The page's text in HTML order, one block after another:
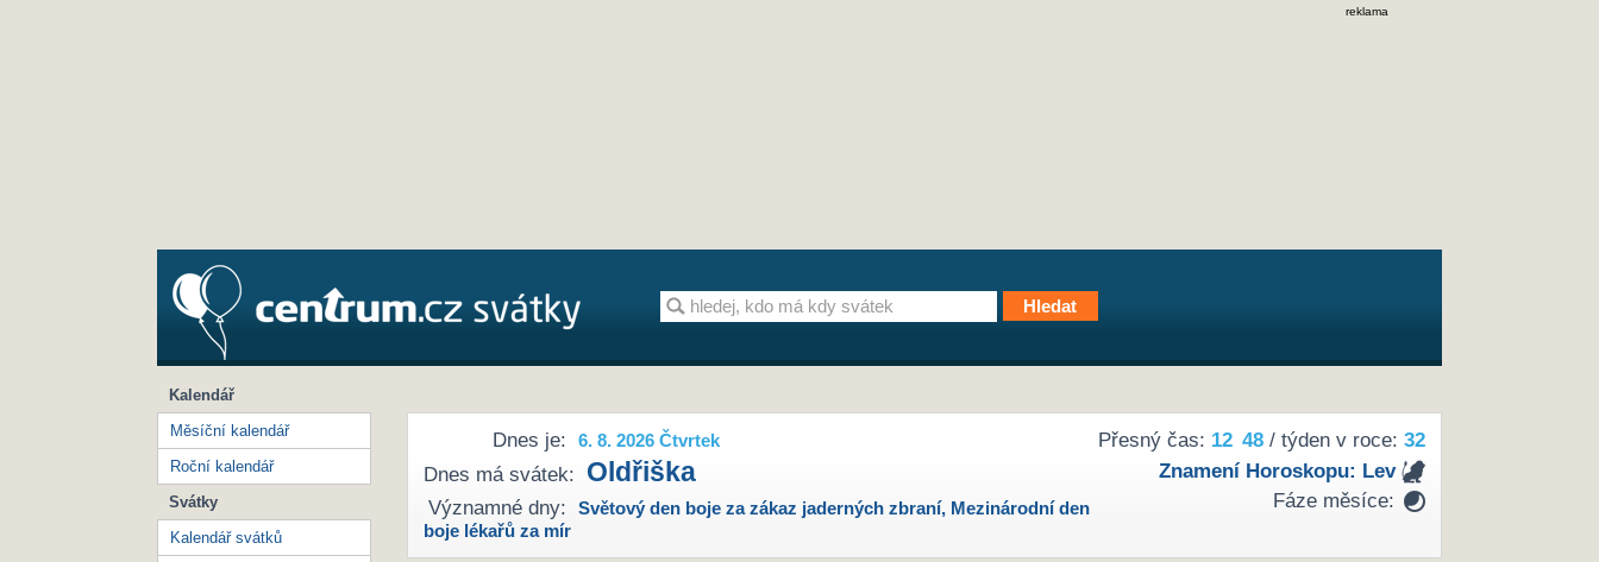
reklama
Přesný čas: 12 48/ týden v roce: 32
Znamení Horoskopu: Lev
Fáze měsíce:
Dnes je: 6. 8. 2026 Čtvrtek
Dnes má svátek: Oldřiška
Významné dny: Světový den boje za zákaz jaderných zbraní, Mezinárodní den
boje lékařů za mír
Kalendář
Měsíční kalendář
Roční kalendář
Svátky
Kalendář svátků